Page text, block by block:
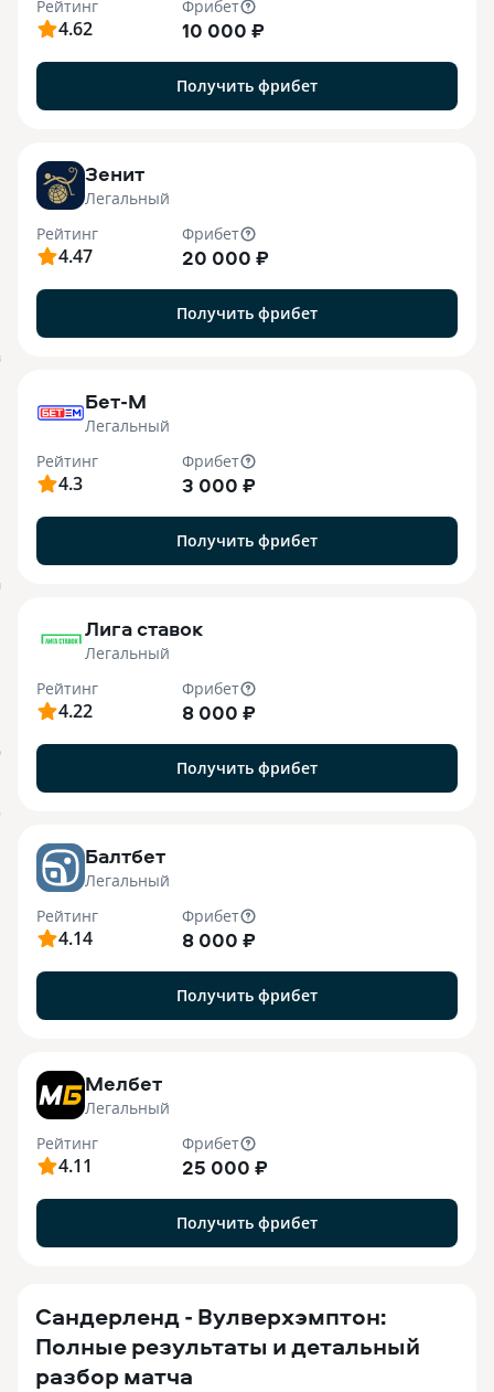
Рейтинг
4.62
Фрибет
10 000 ₽
Получить фрибет
Зенит
Легальный
Рейтинг
4.47
Фрибет
20 000 ₽
Получить фрибет
Бет-М
Легальный
Рейтинг
4.3
Фрибет
3 000 ₽
Получить фрибет
Лига ставок
Легальный
Рейтинг
4.22
Фрибет
8 000 ₽
Получить фрибет
Балтбет
Легальный
Рейтинг
4.14
Фрибет
8 000 ₽
Получить фрибет
Мелбет
Легальный
Рейтинг
4.11
Фрибет
25 000 ₽
Получить фрибет
Сандерленд - Вулверхэмптон:
Полные результаты и детальный
разбор матча